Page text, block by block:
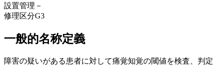
設置管理 －
修理区分G3
一般的名称定義
障害の疑いがある患者に対して痛覚知覚の閾値を検査、判定